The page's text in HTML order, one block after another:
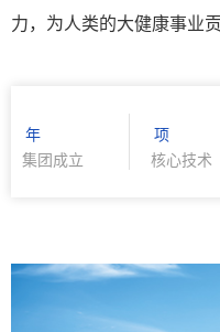
力，为人类的大健康事业贡
年
集团成立
项
核心技术